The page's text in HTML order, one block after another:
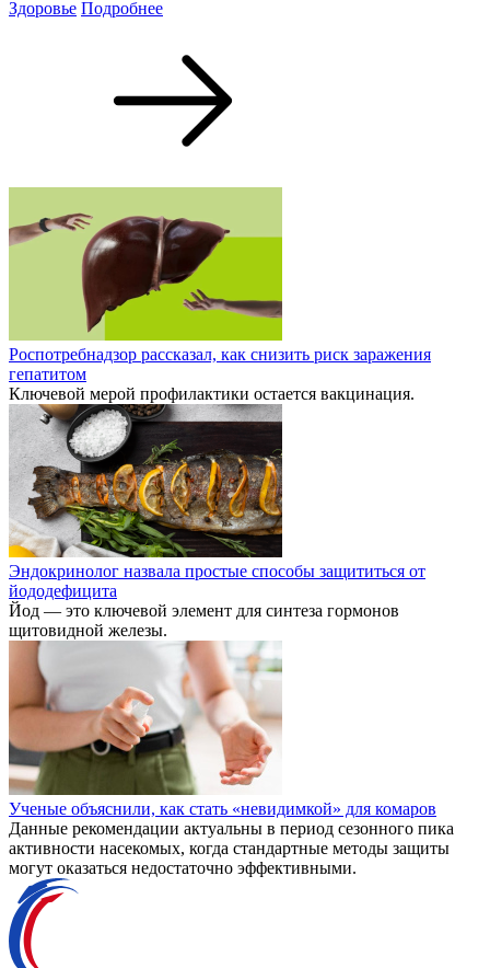
Здоровье Подробнее
Роспотребнадзор рассказал, как снизить риск заражения
гепатитом
Ключевой мерой профилактики остается вакцинация.
Эндокринолог назвала простые способы защититься от
йододефицита
Йод — это ключевой элемент для синтеза гормонов
щитовидной железы.
Ученые объяснили, как стать «невидимкой» для комаров
Данные рекомендации актуальны в период сезонного пика
активности насекомых, когда стандартные методы защиты
могут оказаться недостаточно эффективными.